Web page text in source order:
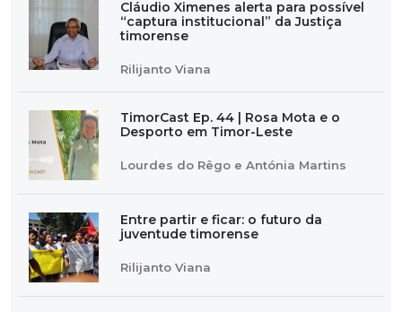
Cláudio Ximenes alerta para possível
“captura institucional” da Justiça
timorense
Rilijanto Viana
TimorCast Ep. 44 | Rosa Mota e o
Desporto em Timor-Leste
Lourdes do Rêgo e Antónia Martins
Entre partir e ficar: o futuro da
juventude timorense
Rilijanto Viana